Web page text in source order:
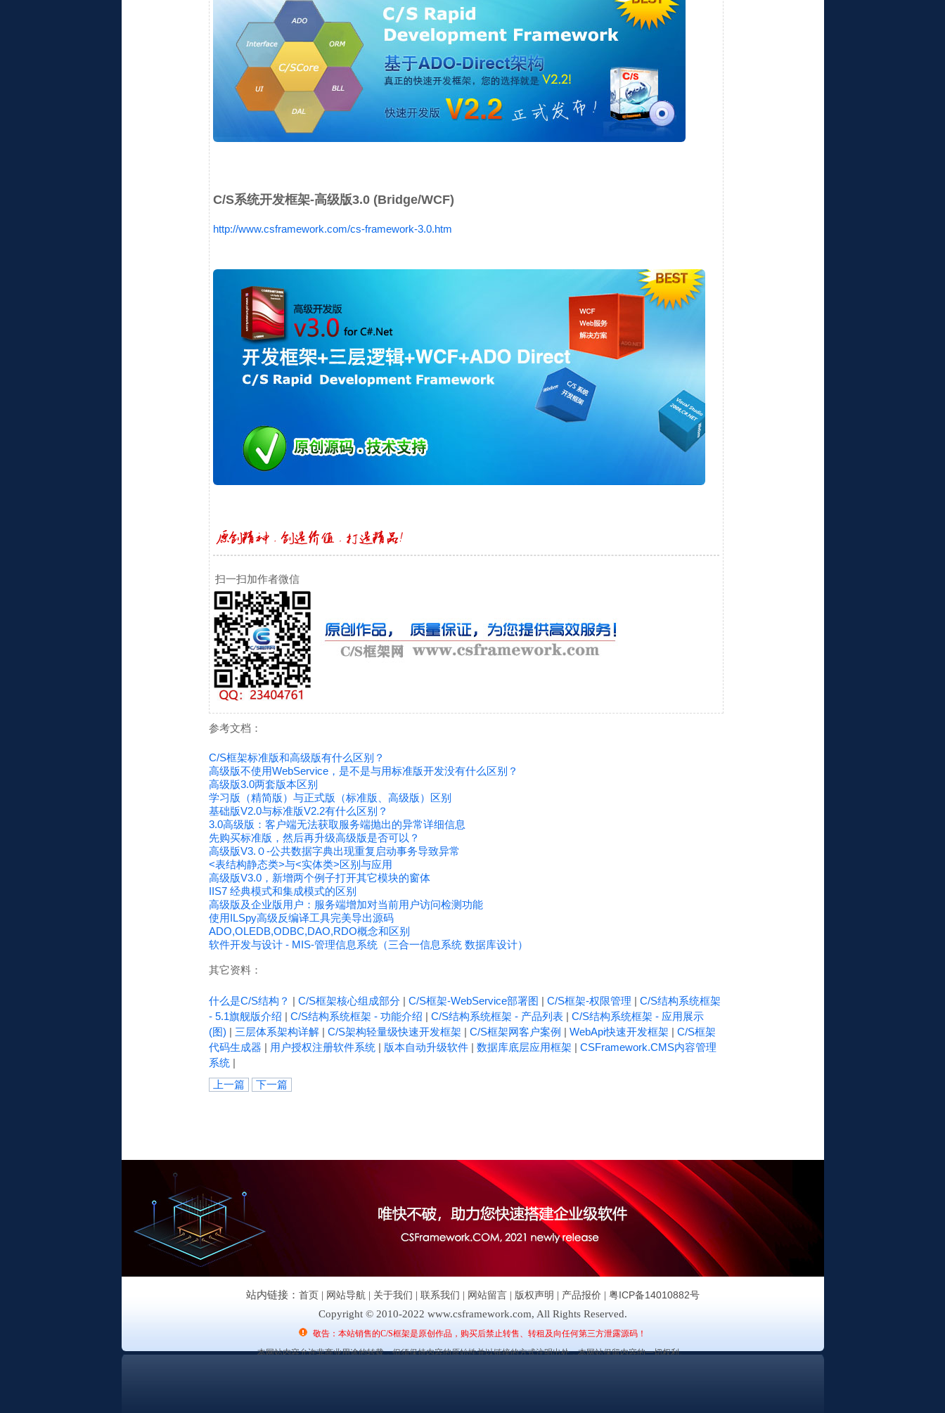
C/S系统开发框架-高级版3.0 (Bridge/WCF)
http://www.csframework.com/cs-framework-3.0.htm
扫一扫加作者微信
参考文档：
C/S框架标准版和高级版有什么区别？
高级版不使用WebService，是不是与用标准版开发没有什么区别？
高级版3.0两套版本区别
学习版（精简版）与正式版（标准版、高级版）区别
基础版V2.0与标准版V2.2有什么区别？
3.0高级版：客户端无法获取服务端抛出的异常详细信息
先购买标准版，然后再升级高级版是否可以？
高级版V3.０-公共数据字典出现重复启动事务导致异常
<表结构静态类>与<实体类>区别与应用
高级版V3.0，新增两个例子打开其它模块的窗体
IIS7 经典模式和集成模式的区别
高级版及企业版用户：服务端增加对当前用户访问检测功能
使用ILSpy高级反编译工具完美导出源码
ADO,OLEDB,ODBC,DAO,RDO概念和区别
软件开发与设计 - MIS-管理信息系统（三合一信息系统 数据库设计）
其它资料：
什么是C/S结构？ | C/S框架核心组成部分| C/S框架-WebService部署图 | C/S框架-权限管理 | C/S结构系统框架
- 5.1旗舰版介绍 | C/S结构系统框架 - 功能介绍 | C/S结构系统框架 - 产品列表| C/S结构系统框架 - 应用展示
(图) | 三层体系架构详解| C/S架构轻量级快速开发框架 | C/S框架网客户案例 | WebApi快速开发框架 | C/S框架
代码生成器 | 用户授权注册软件系统| 版本自动升级软件| 数据库底层应用框架 | CSFramework.CMS内容管理
系统|
上一篇
下一篇
站内链接： 首页| 网站导航 | 关于我们 | 联系我们 | 网站留言| 版权声明 | 产品报价 | 粤ICP备14010882号
Copyright © 2010-2022 www.csframework.com, All Rights Reserved.
敬告：本站销售的C/S框架是原创作品，购买后禁止转售、转租及向任何第三方泄露源码！
本网站内容允许非商业用途的转载，但须保持内容的原始性并以链接的方式注明出处，本网站保留内容的一切权利。